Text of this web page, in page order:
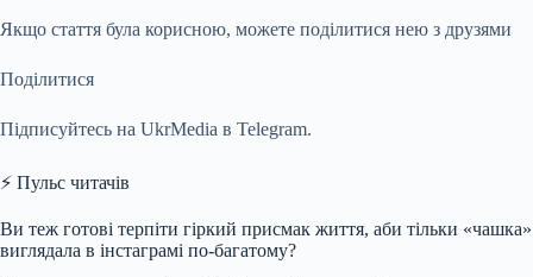
Якщо стаття була корисною, можете поділитися нею з друзями
Поділитися
Підписуйтесь на UkrMedia в Telegram.
⚡ Пульс читачів
Ви теж готові терпіти гіркий присмак життя, аби тільки «чашка»
виглядала в інстаграмі по-багатому?